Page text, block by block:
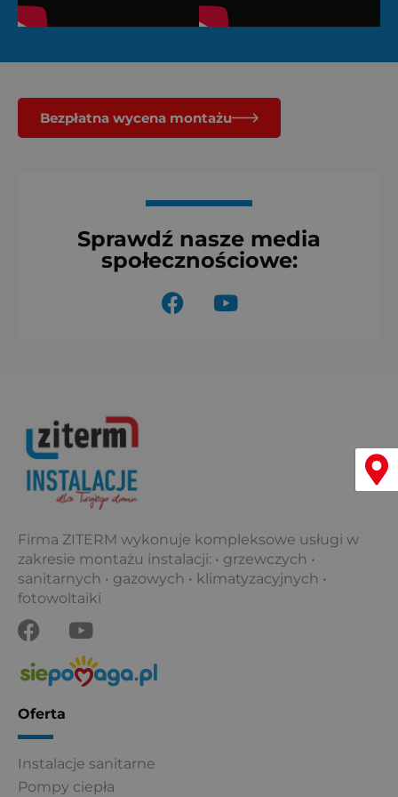
Bezpłatna wycena montażu
Sprawdź nasze media
społecznościowe:
F
a
Y
o
Firma ZITERM wykonuje kompleksowe usługi w
zakresie montażu instalacji: • grzewczych •
sanitarnych • gazowych • klimatyzacyjnych •
fotowoltaiki
F
a
c
e
b
o
k
Y
o
u
t
Oferta
Instalacje sanitarne
Pompy ciepła
Menu